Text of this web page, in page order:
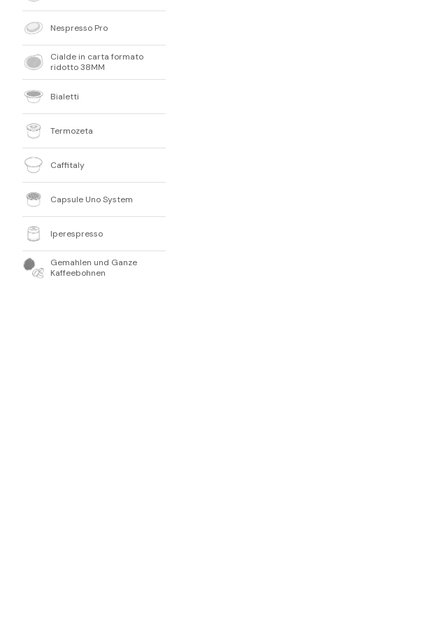
Nespresso Pro
Cialde in carta formato
ridotto 38MM
Bialetti
Termozeta
Caffitaly
Capsule Uno System
Iperespresso
Gemahlen und Ganze
Kaffeebohnen